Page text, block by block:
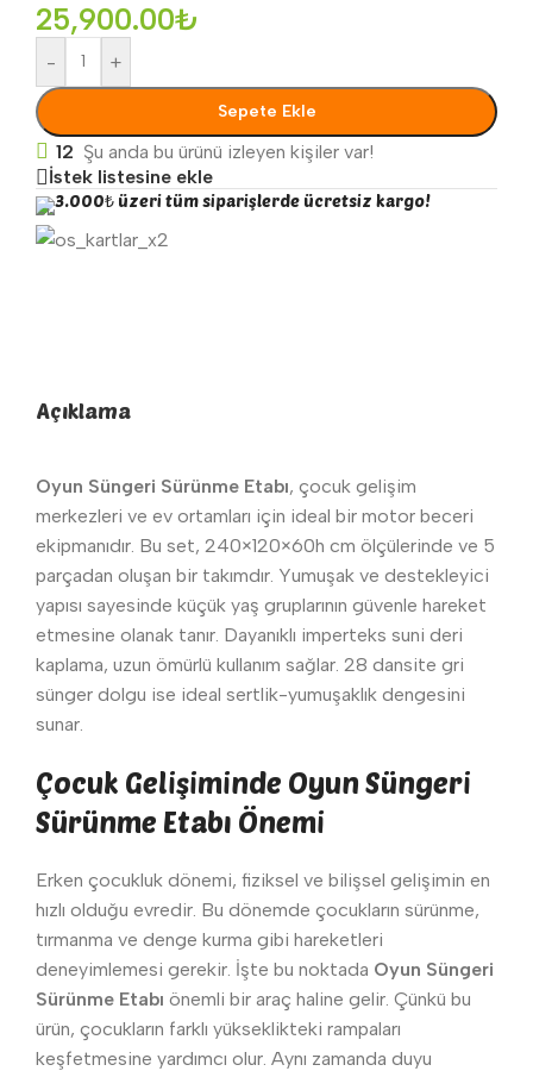
25,900.00₺
- +
Sepete Ekle
12 Şu anda bu ürünü izleyen kişiler var!
İstek listesine ekle
3.000₺ üzeri tüm siparişlerde ücretsiz kargo!
Açıklama
Oyun Süngeri Sürünme Etabı, çocuk gelişim
merkezleri ve ev ortamları için ideal bir motor beceri
ekipmanıdır. Bu set, 240×120×60h cm ölçülerinde ve 5
parçadan oluşan bir takımdır. Yumuşak ve destekleyici
yapısı sayesinde küçük yaş gruplarının güvenle hareket
etmesine olanak tanır. Dayanıklı imperteks suni deri
kaplama, uzun ömürlü kullanım sağlar. 28 dansite gri
sünger dolgu ise ideal sertlik-yumuşaklık dengesini
sunar.
Çocuk Gelişiminde Oyun Süngeri
Sürünme Etabı Önemi
Erken çocukluk dönemi, fiziksel ve bilişsel gelişimin en
hızlı olduğu evredir. Bu dönemde çocukların sürünme,
tırmanma ve denge kurma gibi hareketleri
deneyimlemesi gerekir. İşte bu noktada Oyun Süngeri
Sürünme Etabı önemli bir araç haline gelir. Çünkü bu
ürün, çocukların farklı yükseklikteki rampaları
keşfetmesine yardımcı olur. Aynı zamanda duyu